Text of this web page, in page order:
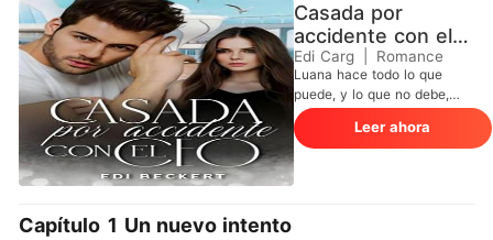
Casada por
accidente con el
CEO
Edi Carg Romance
Luana hace todo lo que
puede, y lo que no debe,
para recuperar el amor de su
novio, ¡que no la merece!
Paga dos días en un crucero
de lujo, pero cuando se
Leer ahora
Capítulo 1 Un nuevo intento